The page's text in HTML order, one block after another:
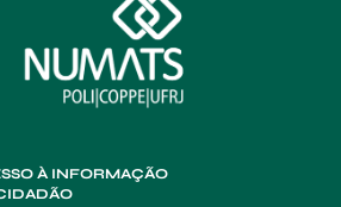
À INFORMAÇÃO